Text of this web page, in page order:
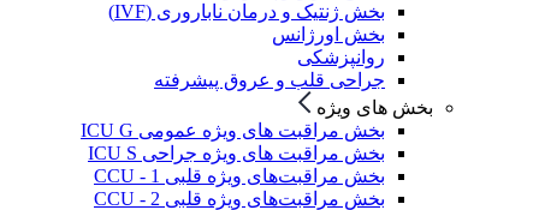
بخش ژنتیک و درمان ناباروری (IVF)
بخش اورژانس
روانپزشکی
جراحی قلب و عروق پیشرفته
بخش های ویژه
بخش مراقبت های ویژه عمومی ICU G
بخش مراقبت های ویژه جراحی ICU S
بخش مراقبت‌های ویژه قلبی CCU - 1
بخش مراقبت‌های ویژه قلبی CCU - 2